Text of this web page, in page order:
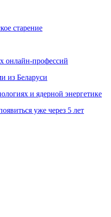
старение
онлайн-профессий
из Беларуси
и ядерной энергетике
уже через 5 лет